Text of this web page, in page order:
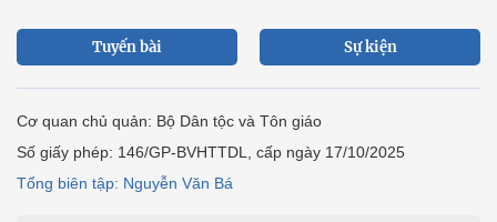
Tuyến bài Sự kiện
Cơ quan chủ quản: Bộ Dân tộc và Tôn giáo
Số giấy phép: 146/GP-BVHTTDL, cấp ngày 17/10/2025
Tổng biên tập: Nguyễn Văn Bá